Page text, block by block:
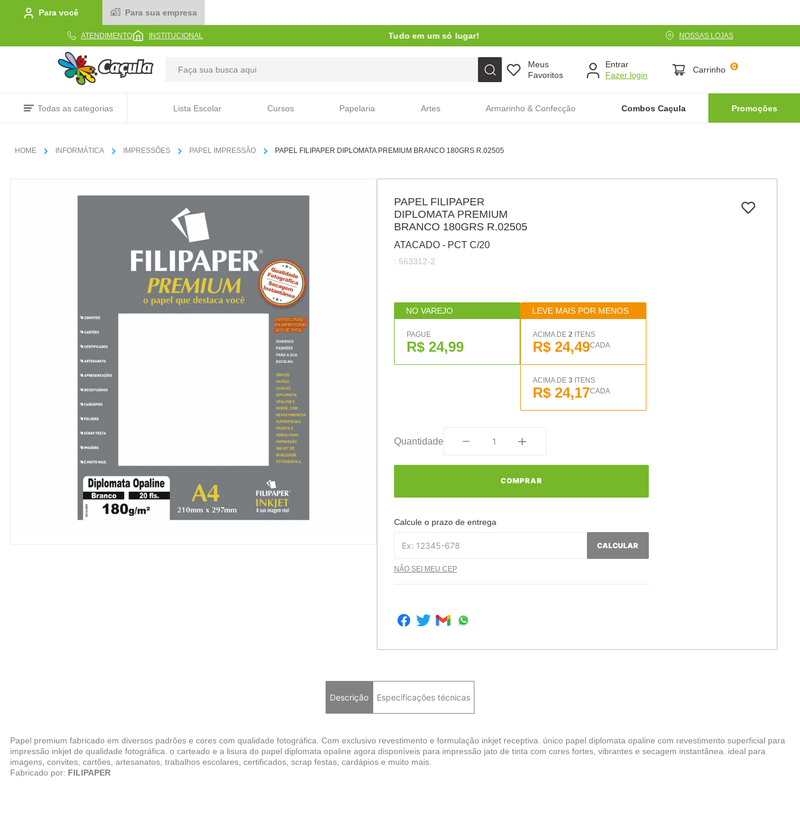
Para você Para sua empresa
ATENDIMENTO INSTITUCIONAL Tudo em um só lugar! NOSSAS LOJAS
Meus
Favoritos
Entrar
Carrinho 0
Todas as categorias Lista Escolar Cursos Papelaria Artes Armarinho & Confecção Combos Caçula Promoções
INFORMÁTICA IMPRESSÕES PAPEL IMPRESSÃO PAPEL FILIPAPER DIPLOMATA PREMIUM BRANCO 180GRS R.02505
PAPEL FILIPAPER
DIPLOMATA PREMIUM
BRANCO 180GRS R.02505
ATACADO - PCT C/20
: 563312-2
NO VAREJO
PAGUE
R$ 24,99
LEVE MAIS POR MENOS
ACIMA DE 2 ITENS
R$ 24,49CADA
ACIMA DE 3 ITENS
R$ 24,17CADA
Quantidade
COMPRAR
Calcule o prazo de entrega
CALCULAR
NÃO SEI MEU CEP
Descrição Especificações técnicas
Papel premium fabricado em diversos padrões e cores com qualidade fotográfica. Com exclusivo revestimento e formulação inkjet receptiva. único papel diplomata opaline com revestimento superficial para
impressão inkjet de qualidade fotográfica. o carteado e a lisura do papel diplomata opaline agora disponíveis para impressão jato de tinta com cores fortes, vibrantes e secagem instantânea. ideal para
imagens, convites, cartões, artesanatos, trabalhos escolares, certificados, scrap festas, cardápios e muito mais.
Fabricado por: FILIPAPER
TERMOS MAIS BUSCADOS
papel
cola
barbante
10º havaianas